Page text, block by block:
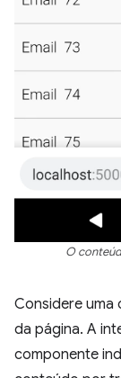
O
Considere uma
da página. A
componente